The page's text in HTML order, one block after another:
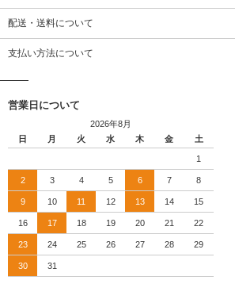
配送・送料について
支払い方法について
営業日について
2026年8月
日
月 火 水 木 金 土
1
2 3 4 5 6 7 8
9 10 11 12 13 14 15
16 17 18 19 20 21 22
23 24 25 26 27 28 29
30 31